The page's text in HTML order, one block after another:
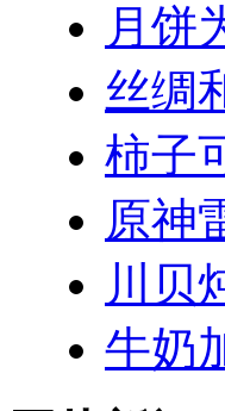
月饼
丝绸
柿子
原神
川贝
牛奶